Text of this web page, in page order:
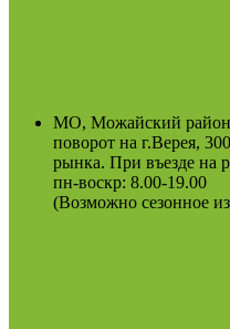
МО, Можайский
поворот на г.Верея,
рынка. При въезде на
пн-воскр: 8.00-19.00
(Возможно сезонное